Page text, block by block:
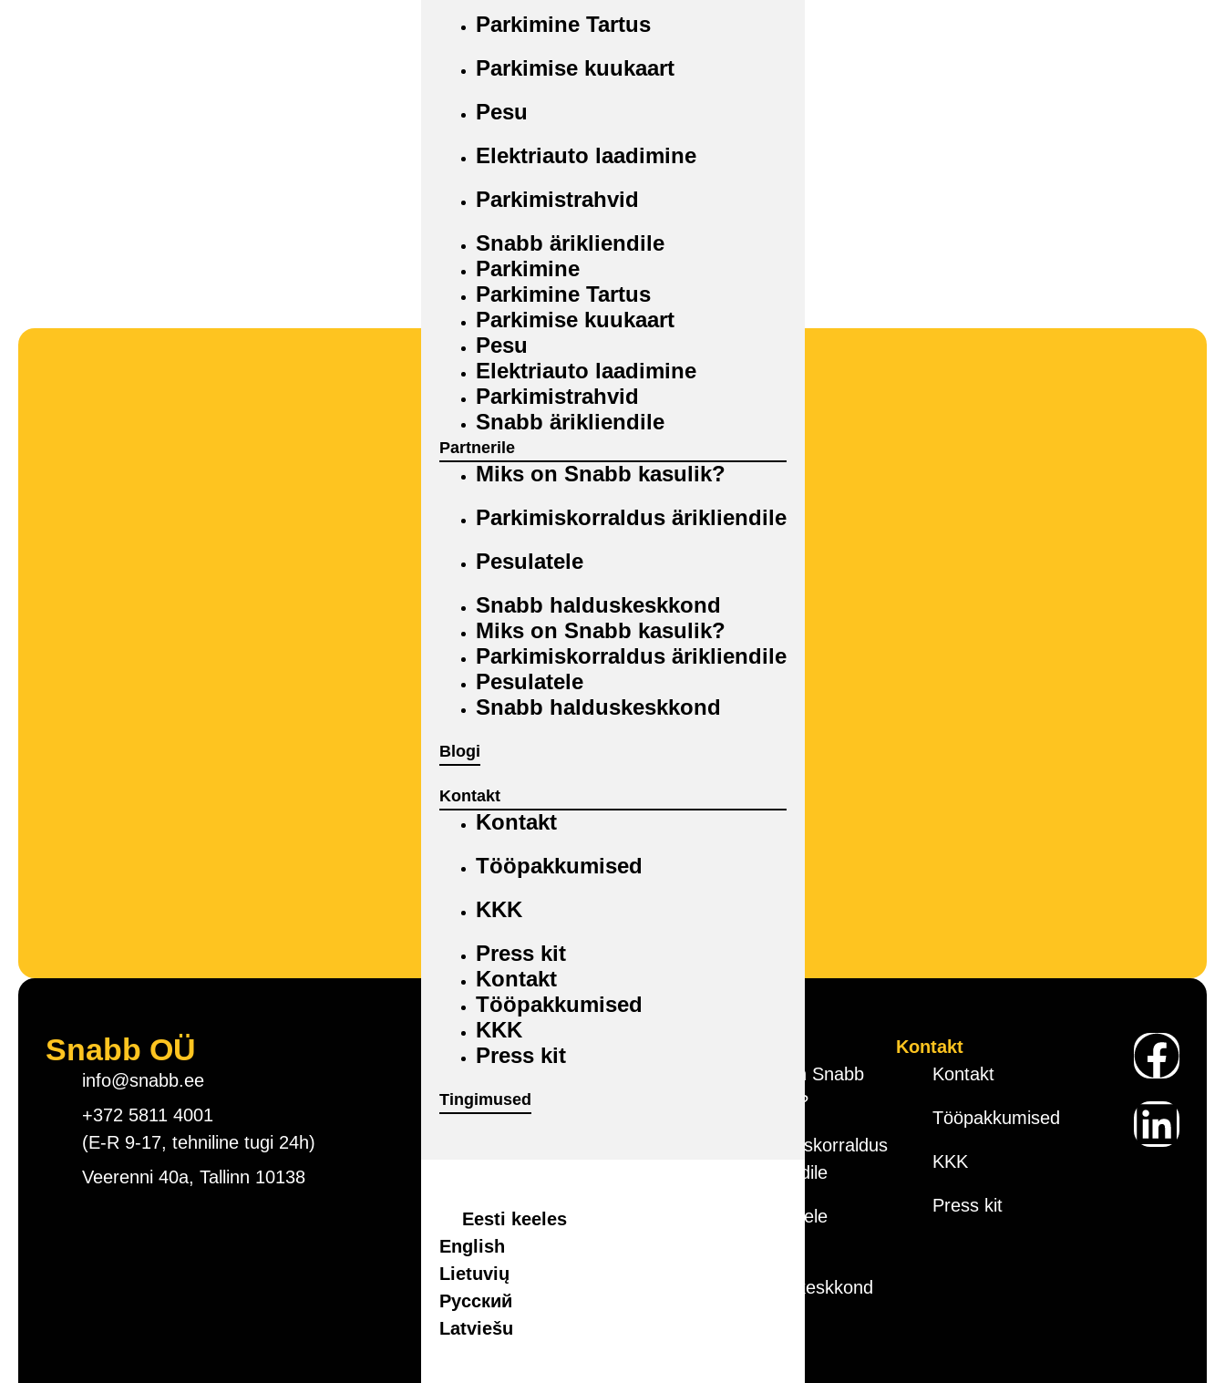
Parkimine Tartus
Parkimise kuukaart
Pesu
Elektriauto laadimine
Parkimistrahvid
Snabb ärikliendile
Parkimine
Parkimine Tartus
Parkimise kuukaart
Pesu
Elektriauto laadimine
Parkimistrahvid
Snabb ärikliendile
Partnerile
Miks on Snabb kasulik?
Parkimiskorraldus ärikliendile
Pesulatele
Snabb halduskeskkond
Miks on Snabb kasulik?
Parkimiskorraldus ärikliendile
Pesulatele
Snabb halduskeskkond
Blogi
Kontakt
Kontakt
Tööpakkumised
KKK
Press kit
Kontakt
Tööpakkumised
KKK
Press kit
Tingimused
Eesti keeles
English
Lietuvių
Русский
Latviešu
Snabb OÜ
info@snabb.ee
+372 5811 4001
(E-R 9-17, tehniline tugi 24h)
Veerenni 40a, Tallinn 10138
Autojuhile
Miks on Snabb
kasulik?
Parkimiskorraldus
ärikliendile
Pesulatele
halduskeskkond
Kontakt
Kontakt
Tööpakkumised
KKK
Press kit